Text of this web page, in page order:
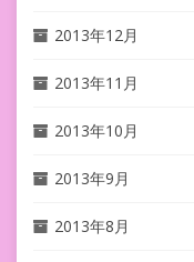
2013年12月
2013年11月
2013年10月
2013年9月
2013年8月